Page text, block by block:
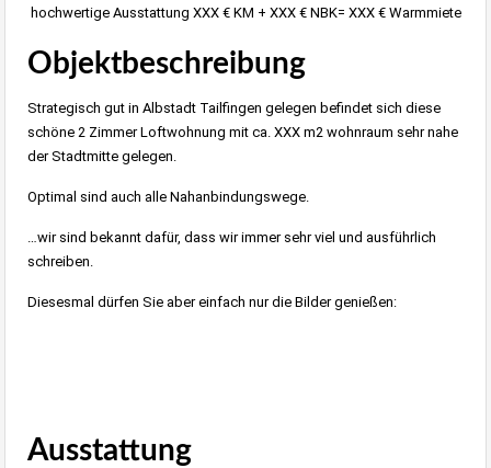
hochwertige Ausstattung XXX € KM + XXX € NBK= XXX € Warmmiete
Objektbeschreibung
Strategisch gut in Albstadt Tailfingen gelegen befindet sich diese
schöne 2 Zimmer Loftwohnung mit ca. XXX m2 wohnraum sehr nahe
der Stadtmitte gelegen.
Optimal sind auch alle Nahanbindungswege.
…wir sind bekannt dafür, dass wir immer sehr viel und ausführlich
schreiben.
Diesesmal dürfen Sie aber einfach nur die Bilder genießen:
Ausstattung